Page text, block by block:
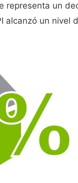
representa un
alcanzó un nivel